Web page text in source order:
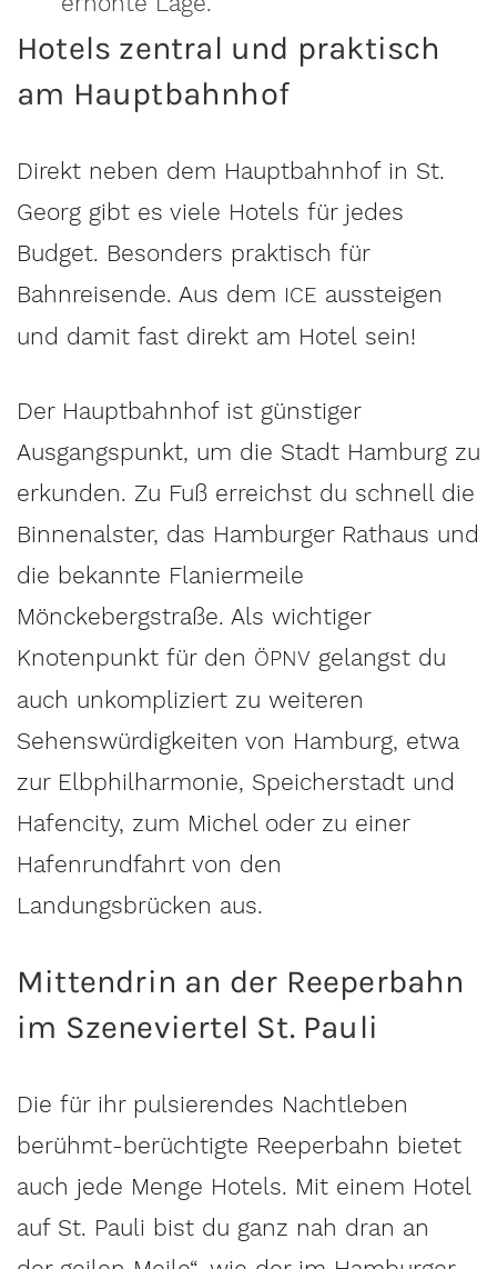
Hotels zentral und praktisch
am Hauptbahnhof
Direkt neben dem Hauptbahnhof in St.
Georg gibt es viele Hotels für jedes
Budget. Besonders praktisch für
Bahnreisende. Aus dem ICE aussteigen
und damit fast direkt am Hotel sein!
Der Hauptbahnhof ist günstiger
Ausgangspunkt, um die Stadt Hamburg zu
erkunden. Zu Fuß erreichst du schnell die
Binnenalster, das Hamburger Rathaus und
die bekannte Flaniermeile
Mönckebergstraße. Als wichtiger
Knotenpunkt für den ÖPNV gelangst du
auch unkompliziert zu weiteren
Sehenswürdigkeiten von Hamburg, etwa
zur Elbphilharmonie, Speicherstadt und
Hafencity, zum Michel oder zu einer
Hafenrundfahrt von den
Landungsbrücken aus.
Mittendrin an der Reeperbahn
im Szeneviertel St. Pauli
Die für ihr pulsierendes Nachtleben
berühmt-berüchtigte Reeperbahn bietet
auch jede Menge Hotels. Mit einem Hotel
auf St. Pauli bist du ganz nah dran an